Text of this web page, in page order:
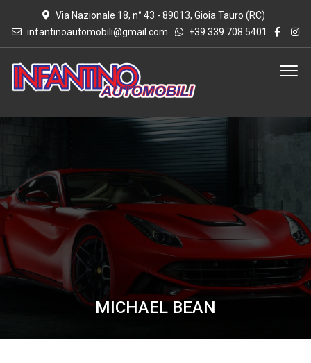
Via Nazionale 18, n° 43 - 89013, Gioia Tauro (RC)
infantinoautomobili@gmail.com
+39 339 708 5401
MICHAEL BEAN